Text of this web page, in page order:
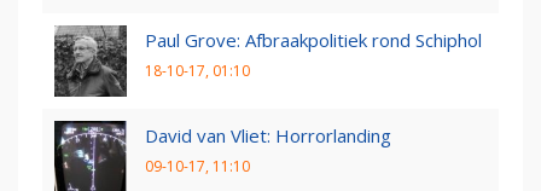
Paul Grove: Afbraakpolitiek rond Schiphol
18-10-17, 01:10
David van Vliet: Horrorlanding
09-10-17, 11:10